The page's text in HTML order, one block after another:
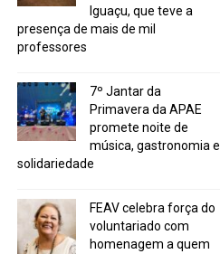
Iguaçu, que teve a
presença de mais de mil
professores
7º Jantar da
Primavera da APAE
promete noite de
música, gastronomia e
solidariedade
FEAV celebra força do
voluntariado com
homenagem a quem